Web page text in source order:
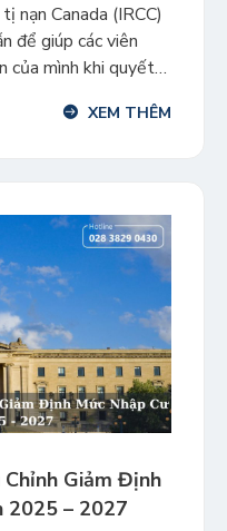
nạn Canada (IRCC)
để giúp các viên
của mình khi quyết
cho phép người sở
XEM THÊM
Chỉnh Giảm Định
2025 – 2027